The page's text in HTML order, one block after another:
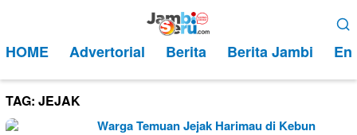
kontenMobile
HOME Advertorial Berita Berita Jambi
TAG: JEJAK
Warga Temuan Jejak Harimau di Kebun